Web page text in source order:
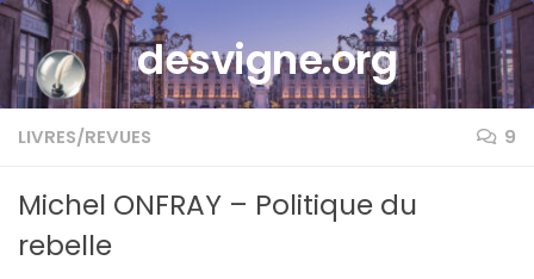
Skip to contentdesvigne.org
LIVRES/REVUES 9
Michel ONFRAY – Politique du
rebelle